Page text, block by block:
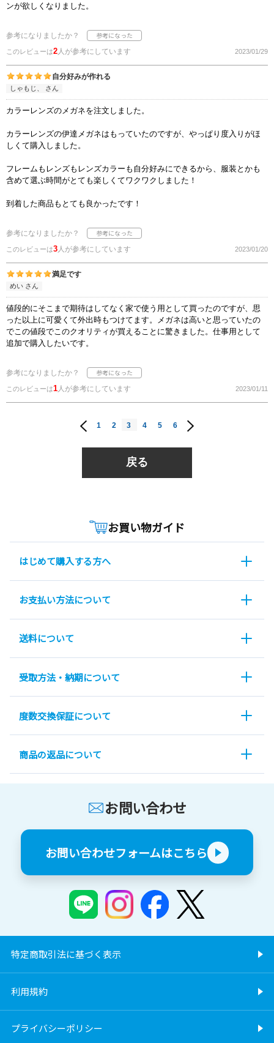
ンが欲しくなりました。
参考になりましたか？
このレビューは2人が参考にしています 2023/01/29
自分好みが作れる
しゃもじ、 さん
カラーレンズのメガネを注文しました。
カラーレンズの伊達メガネはもっていたのですが、やっぱり度入りがほ
しくて購入しました。
フレームもレンズもレンズカラーも自分好みにできるから、服装とかも
含めて選ぶ時間がとても楽しくてワクワクしました！
到着した商品もとても良かったです！
参考になりましたか？
このレビューは3人が参考にしています 2023/01/20
満足です
めい さん
値段的にそこまで期待はしてなく家で使う用として買ったのですが、思
った以上に可愛くて外出時もつけてます。メガネは高いと思っていたの
でこの値段でこのクオリティが買えることに驚きました。仕事用として
追加で購入したいです。
参考になりましたか？
このレビューは1人が参考にしています 2023/01/11
1 2 3 4 5 6
戻る
お買い物ガイド
はじめて購入する方へ
お支払い方法について
送料について
受取方法・納期について
度数交換保証について
商品の返品について
お問い合わせ
お問い合わせフォームはこちら
特定商取引法に基づく表示
利用規約
プライバシーポリシー